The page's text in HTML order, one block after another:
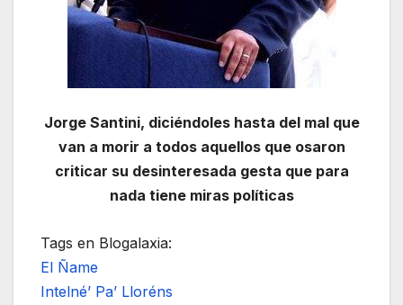
Jorge Santini, diciéndoles hasta del mal que
van a morir a todos aquellos que osaron
criticar su desinteresada gesta que para
nada tiene miras políticas
Tags en Blogalaxia:
El Ñame
Intelné’ Pa’ Lloréns